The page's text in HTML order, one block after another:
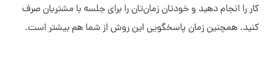
کار را انجام دهید و خودتان زمان‌تان را برای جلسه با مشتریان صرف
کنید. همچنین زمان پاسخگویی این روش از شما هم بیشتر است.